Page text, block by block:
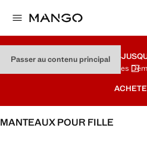
Passer au contenu principal
SOLDES
Dernières
MANTEAUX POUR FILLE